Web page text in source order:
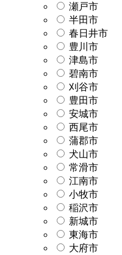
瀬戸市
半田市
春日井市
豊川市
津島市
碧南市
刈谷市
豊田市
安城市
西尾市
蒲郡市
犬山市
常滑市
江南市
小牧市
稲沢市
新城市
東海市
大府市